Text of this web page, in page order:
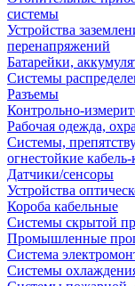
системы
Устройства
перенапряжений
Батарейки,
Системы
Разъемы
Контрольно-
Рабочая одежда,
Системы,
огнестойкие
Датчики/сенсоры
Устройства
Короба кабельные
Системы скрытой
Промышленные
Система
Системы